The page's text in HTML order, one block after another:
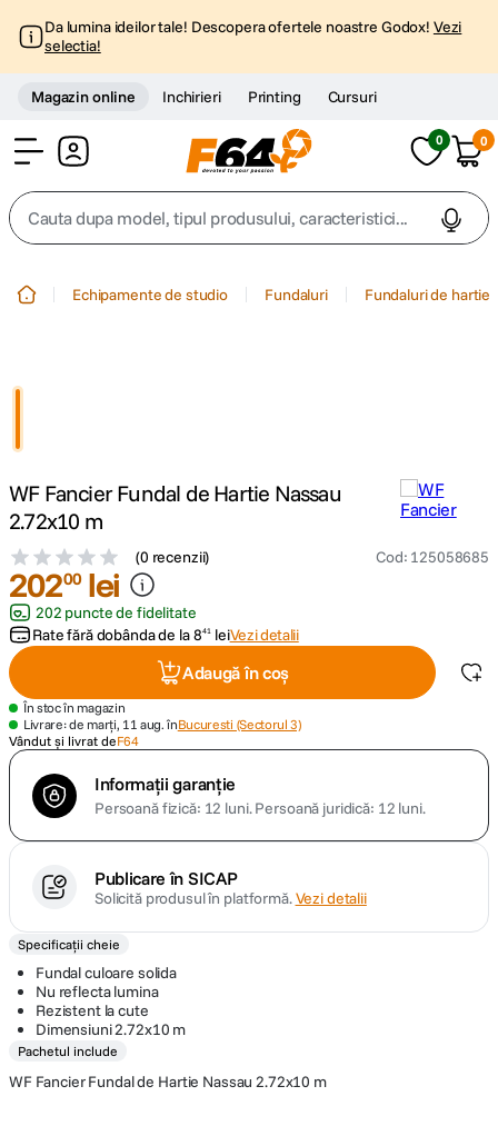
Da lumina ideilor tale! Descopera ofertele noastre Godox! Vezi
selectia!
Magazin online Inchirieri Printing Cursuri
0 0
Cauta dupa model, tipul produsului, caracteristici...
4. peak design
canon sx740 hs
6. lavaliera
sony fx
8. card memorie
10. dji osmo
Echipamente de studio Fundaluri Fundaluri de hartie
WF Fancier Fundal de Hartie Nassau
2.72x10 m
(0 recenzii) Cod: 125058685
20200 lei
202 puncte de fidelitate
Rate fără dobânda de la841 leiVezi detalii
Adaugă în coș
În stoc în magazin
Livrare: de marți, 11 aug. înBucuresti (Sectorul 3)
Vândut și livrat deF64
Informații garanție
Persoană fizică: 12 luni.Persoană juridică: 12 luni.
Publicare în SICAP
Solicită produsul în platformă.Vezi detalii
Specificații cheie
Fundal culoare solida
Nu reflecta lumina
Rezistent la cute
Dimensiuni 2.72x10 m
Pachetul include
WF Fancier Fundal de Hartie Nassau 2.72x10 m